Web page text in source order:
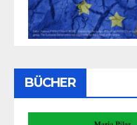
BÜCHER